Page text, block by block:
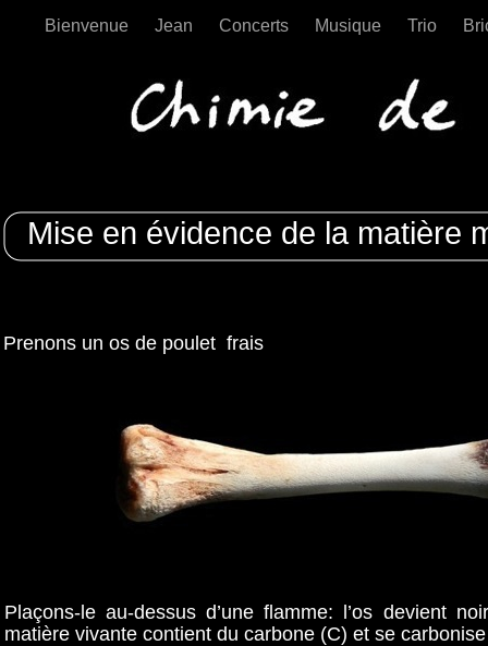
Bienvenue Jean Concerts Musique Trio
Chimie os
Mise en évidence de la matière
Prenons un os de poulet frais
Plaçons-le au-dessus d’une flamme: l’os devient
matière vivante contient du carbone (C) et se